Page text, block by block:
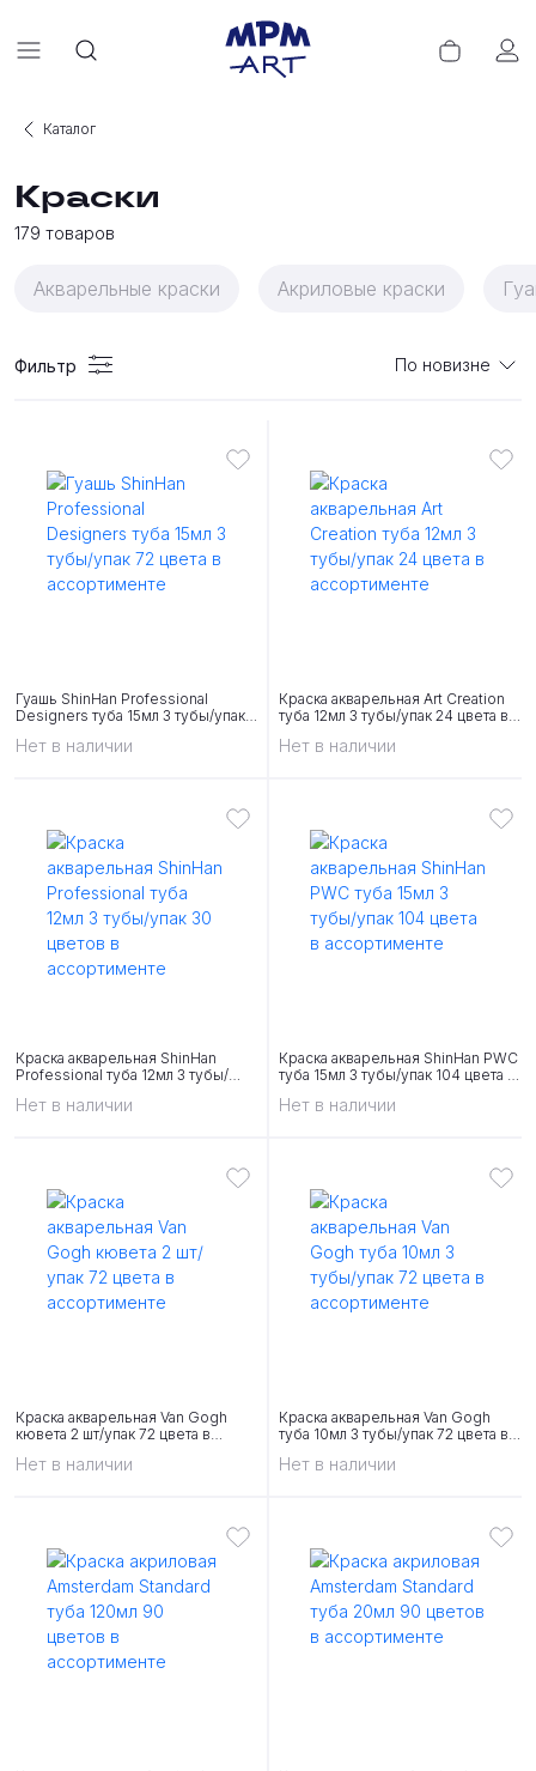
Каталог
Краски
179 товаров
Акварельные краски Акриловые краски
Фильтр По новизне
Нет в наличии
Гуашь ShinHan Professional
Designers туба 15мл 3 тубы/упак
Нет в наличии
Краска акварельная Art Creation
туба 12мл 3 тубы/упак 24 цвета в
Нет в наличии
Краска акварельная ShinHan
Professional туба 12мл 3 тубы/
Нет в наличии
Краска акварельная ShinHan PWC
туба 15мл 3 тубы/упак 104 цвета в
Нет в наличии
Краска акварельная Van Gogh
кювета 2 шт/упак 72 цвета в
Нет в наличии
Краска акварельная Van Gogh
туба 10мл 3 тубы/упак 72 цвета в